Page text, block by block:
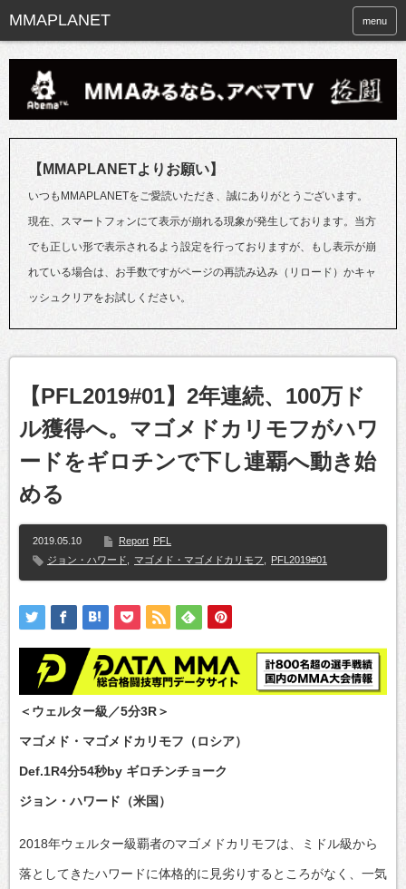
menu
【MMAPLANETよりお願い】
いつもMMAPLANETをご愛読いただき、誠にありがとうございます。
現在、スマートフォンにて表示が崩れる現象が発生しております。当方
でも正しい形で表示されるよう設定を行っておりますが、もし表示が崩
れている場合は、お手数ですがページの再読み込み（リロード）かキャ
ッシュクリアをお試しください。
【PFL2019#01】2年連続、100万ド
ル獲得へ。マゴメドカリモフがハワ
ードをギロチンで下し連覇へ動き始
める
2019.05.10 Report PFL
ジョン・ハワード
マゴメド・マゴメドカリモフ PFL2019#01
＜ウェルター級／5分3R＞
マゴメド・マゴメドカリモフ（ロシア）
Def.1R4分54秒by ギロチンチョーク
ジョン・ハワード（米国）
2018年ウェルター級覇者のマゴメドカリモフは、ミドル級から
落としてきたハワードに体格的に見劣りするところがなく、一気